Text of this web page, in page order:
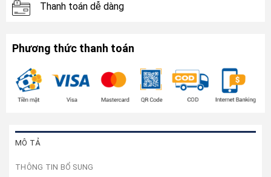
Thanh toán dễ dàng
Phương thức thanh toán
MÔ TẢ
THÔNG TIN BỔ SUNG